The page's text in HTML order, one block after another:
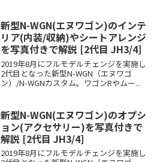
新型N-WGN(エヌワゴン)のインテ
リア(内装/収納)やシートアレンジ
を写真付きで解説 [2代目 JH3/4]
2019年8月にフルモデルチェンジを実施し
2代目となった新型N-WGN（エヌワゴ
ン）/N-WGNカスタム。ワゴンRやムー...
新型N-WGN(エヌワゴン)のオプシ
ョン(アクセサリー)を写真付きで
解説 [2代目 JH3/4]
2019年8月にフルモデルチェンジを実施し